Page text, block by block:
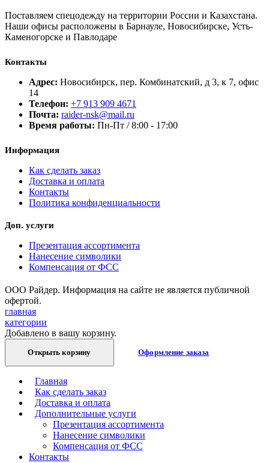
Поставляем спецодежду на территории России и Казахстана.
Наши офисы расположены в Барнауле, Новосибирске, Усть-
Каменогорске и Павлодаре
Контакты
Адрес: Новосибирск, пер. Комбинатский, д 3, к 7, офис
14
Телефон: +7 913 909 4671
Почта: raider-nsk@mail.ru
Время работы: Пн-Пт / 8:00 - 17:00
Информация
Как сделать заказ
Доставка и оплата
Контакты
Политика конфиденциальности
Доп. услуги
Презентация ассортимента
Нанесение символики
Компенсация от ФСС
ООО Райдер. Информация на сайте не является публичной
офертой.
главная
категории
Добавлено в вашу корзину.
Открыть корзину Оформление заказа
Главная
Как сделать заказ
Доставка и оплата
Дополнительные услуги
Презентация ассортимента
Нанесение символики
Компенсация от ФСС
Контакты